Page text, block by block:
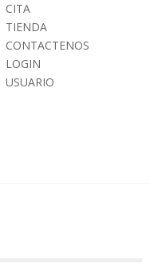
CITA
TIENDA
CONTACTENOS
LOGIN
USUARIO